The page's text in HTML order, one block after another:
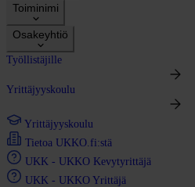
Toiminimi
Osakeyhtiö
Työllistäjille
Yrittäjyyskoulu
Yrittäjyyskoulu
Tietoa UKKO.fi:stä
UKK - UKKO Kevytyrittäjä
UKK - UKKO Yrittäjä